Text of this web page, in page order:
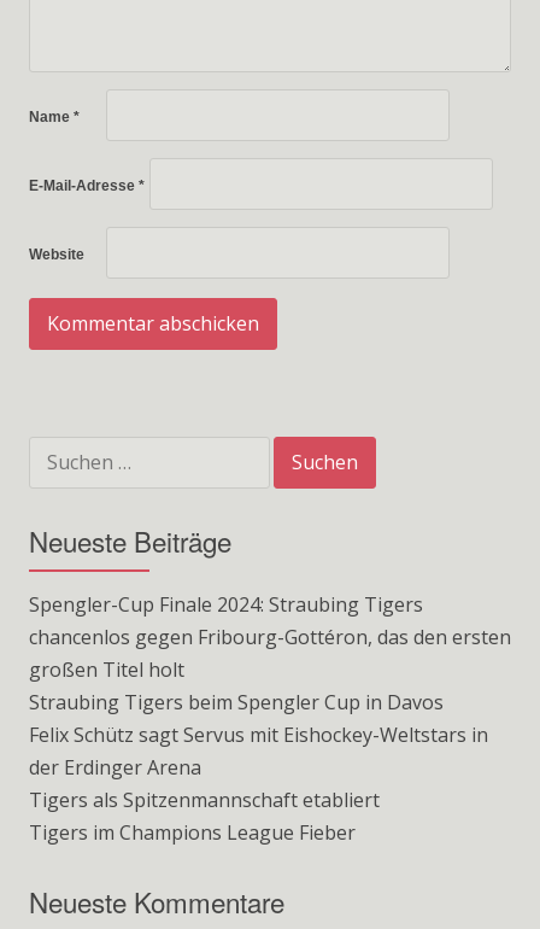
Name *
E-Mail-Adresse *
Website
nach:
Neueste Beiträge
Spengler-Cup Finale 2024: Straubing Tigers
chancenlos gegen Fribourg-Gottéron, das den ersten
großen Titel holt
Straubing Tigers beim Spengler Cup in Davos
Felix Schütz sagt Servus mit Eishockey-Weltstars in
der Erdinger Arena
Tigers als Spitzenmannschaft etabliert
Tigers im Champions League Fieber
Neueste Kommentare